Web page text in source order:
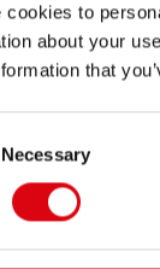
cookies to
about your
that
Necessary
na
elektrolitu.
czas
poprzez